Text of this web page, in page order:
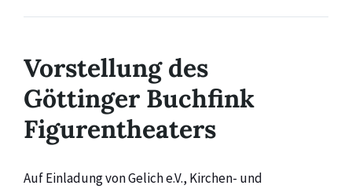
Vorstellung des
Göttinger Buchfink
Figurentheaters
Auf Einladung von Gelich e.V., Kirchen- und